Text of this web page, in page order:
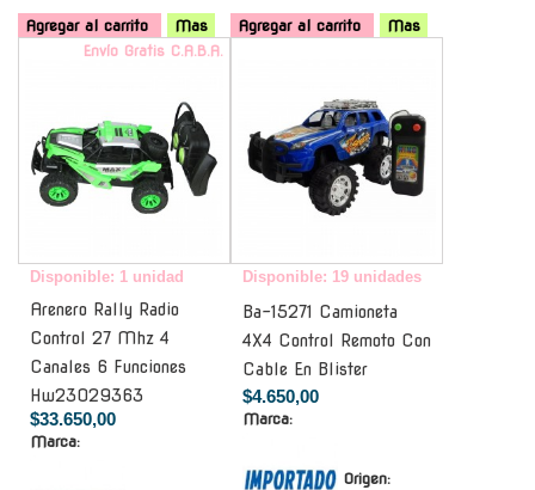
Agregar al carrito Mas Agregar al carrito
Mas
Envío Gratis C.A.B.A.
Disponible: 1 unidad
Arenero Rally Radio
Control 27 Mhz 4
Canales 6 Funciones
Hw23029363
$33.650,00
Marca:
Disponible: 19 unidades
Ba-15271 Camioneta
4X4 Control Remoto Con
Cable En Blister
$4.650,00
Marca:
Origen: